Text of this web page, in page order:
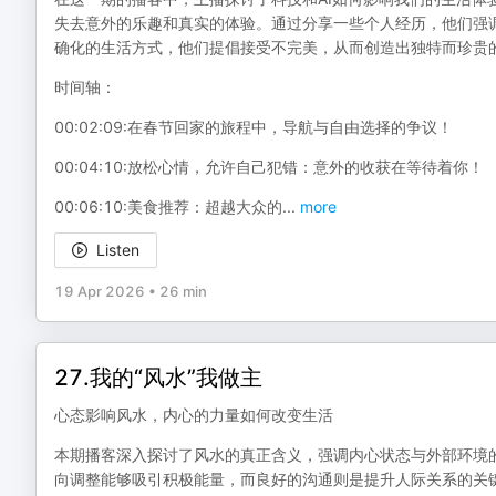
失去意外的乐趣和真实的体验。通过分享一些个人经历，他们
确化的生活方式，他们提倡接受不完美，从而创造出独特而珍贵
时间轴：
00:02:09:在春节回家的旅程中，导航与自由选择的争议！
00:04:10:放松心情，允许自己犯错：意外的收获在等待着你！
00:06:10:美食推荐：超越大众的... more
Listen
19 Apr 2026 • 26 min
27.我的“风水”我做主
心态影响风水，内心的力量如何改变生活
本期播客深入探讨了风水的真正含义，强调内心状态与外部环
向调整能够吸引积极能量，而良好的沟通则是提升人际关系的